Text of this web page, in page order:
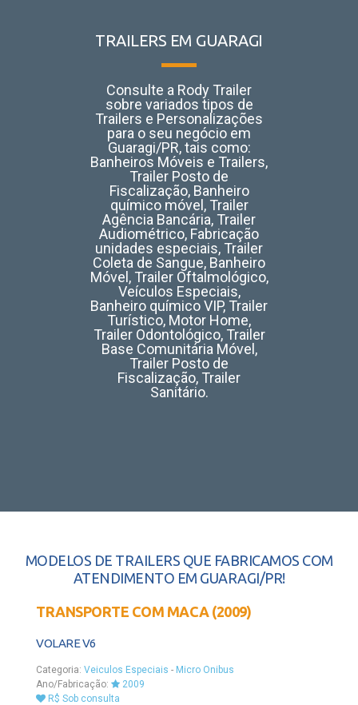
TRAILERS EM GUARAGI
Consulte a Rody Trailer
sobre variados tipos de
Trailers e Personalizações
para o seu negócio em
Guaragi/PR, tais como:
Banheiros Móveis e Trailers,
Trailer Posto de
Fiscalização, Banheiro
químico móvel, Trailer
Agência Bancária, Trailer
Audiométrico, Fabricação
unidades especiais, Trailer
Coleta de Sangue, Banheiro
Móvel, Trailer Oftalmológico,
Veículos Especiais,
Banheiro químico VIP, Trailer
Turístico, Motor Home,
Trailer Odontológico, Trailer
Base Comunitária Móvel,
Trailer Posto de
Fiscalização, Trailer
Sanitário.
MODELOS DE TRAILERS QUE FABRICAMOS COM
ATENDIMENTO EM GUARAGI/PR!
TRANSPORTE COM MACA (2009)
VOLARE V6
Categoria: Veiculos Especiais - Micro Onibus
Ano/Fabricação:
2009
R$ Sob consulta